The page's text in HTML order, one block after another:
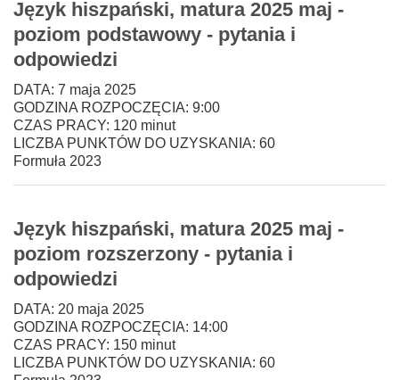
Język hiszpański, matura 2025 maj -
poziom podstawowy - pytania i
odpowiedzi
DATA: 7 maja 2025
GODZINA ROZPOCZĘCIA: 9:00
CZAS PRACY: 120 minut
LICZBA PUNKTÓW DO UZYSKANIA: 60
Formuła 2023
Język hiszpański, matura 2025 maj -
poziom rozszerzony - pytania i
odpowiedzi
DATA: 20 maja 2025
GODZINA ROZPOCZĘCIA: 14:00
CZAS PRACY: 150 minut
LICZBA PUNKTÓW DO UZYSKANIA: 60